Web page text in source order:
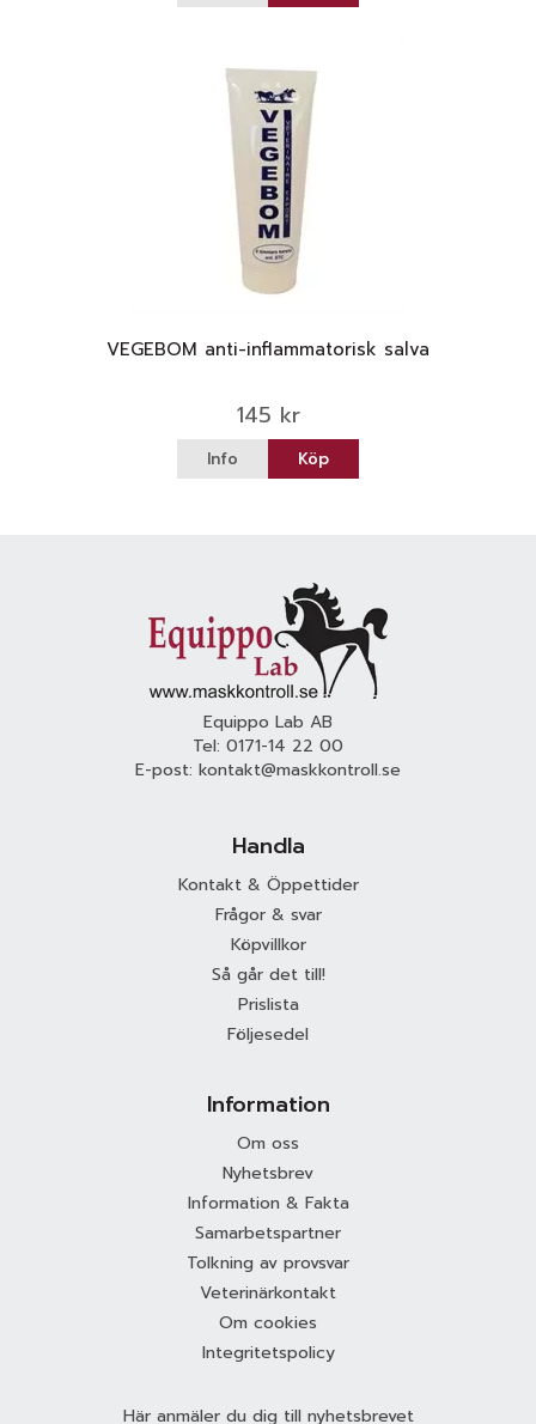
VEGEBOM anti-inflammatorisk salva
145 kr
Info Köp
Equippo Lab AB
Tel: 0171-14 22 00
E-post: kontakt@maskkontroll.se
Handla
Kontakt & Öppettider
Frågor & svar
Köpvillkor
Så går det till!
Prislista
Följesedel
Information
Om oss
Nyhetsbrev
Information & Fakta
Samarbetspartner
Tolkning av provsvar
Veterinärkontakt
Om cookies
Integritetspolicy
Här anmäler du dig till nyhetsbrevet